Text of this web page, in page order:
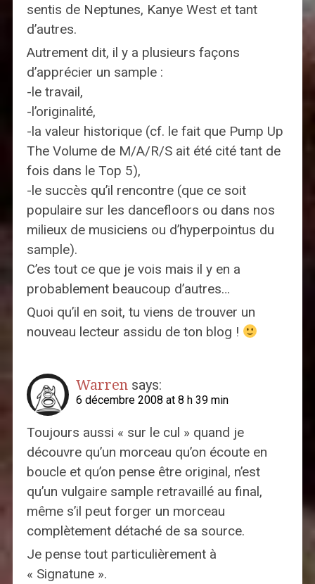
sentis de Neptunes, Kanye West et tant
d’autres.
Autrement dit, il y a plusieurs façons
d’apprécier un sample :
-le travail,
-l’originalité,
-la valeur historique (cf. le fait que Pump Up
The Volume de M/A/R/S ait été cité tant de
fois dans le Top 5),
-le succès qu’il rencontre (que ce soit
populaire sur les dancefloors ou dans nos
milieux de musiciens ou d’hyperpointus du
sample).
C’es tout ce que je vois mais il y en a
probablement beaucoup d’autres…
Quoi qu’il en soit, tu viens de trouver un
nouveau lecteur assidu de ton blog !
Warren says:
6 décembre 2008 at 8 h 39 min
Toujours aussi « sur le cul » quand je
découvre qu’un morceau qu’on écoute en
boucle et qu’on pense être original, n’est
qu’un vulgaire sample retravaillé au final,
même s’il peut forger un morceau
complètement détaché de sa source.
Je pense tout particulièrement à
« Signatune ».